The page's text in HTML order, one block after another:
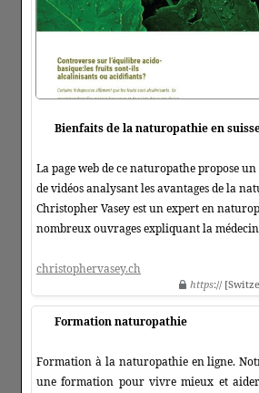
Bienfaits de la naturopathie en
La page web de ce naturopathe propose
de vidéos analysant les avantages de la
Christopher Vasey est un expert en
nombreux ouvrages expliquant la
christophervasey.ch
https://
Formation naturopathie
Formation à la naturopathie en ligne.
une formation pour vivre mieux et